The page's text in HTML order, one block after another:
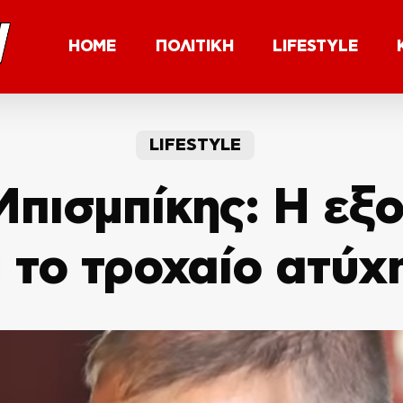
HOME ΠΟΛΙΤΙΚΗ LIFESTYLE
LIFESTYLE
Η
το τροχαίο